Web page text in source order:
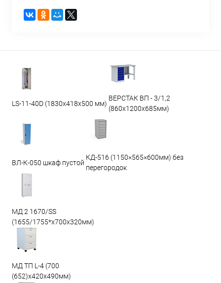
LS-11-40D (1830x418x500 мм)
ВЕРСТАК ВП - 3/1,2
(860х1200х685мм)
ВЛ-К-050 шкаф пустой
КД-516 (1150×565×600мм) без
перегородок
МД 2 1670/SS
(1655/1755*x700x320мм)
МД ТП L-4 (700
(652)x420x490мм)